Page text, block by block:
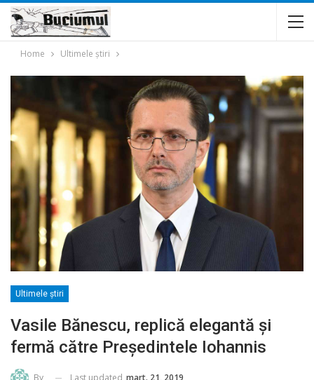
Home Ultimele ştiri
Ultimele ştiri
Vasile Bănescu, replică elegantă și
fermă către Președintele Iohannis
Last updated mart. 21, 2019